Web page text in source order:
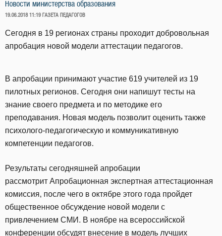
Новости министерства образования
ОПУБЛИКОВАНО
19.06.2018 11:19 ГАЗЕТА ПЕДАГОГОВ
Сегодня в 19 регионах страны проходит добровольная
апробация новой модели аттестации педагогов.
В апробации принимают участие 619 учителей из 19
пилотных регионов. Сегодня они напишут тесты на
знание своего предмета и по методике его
преподавания. Новая модель позволит оценить также
психолого-педагогическую и коммуникативную
компетенции педагогов.
Результаты сегодняшней апробации
рассмотрит Апробационная экспертная аттестационная
комиссия, после чего в октябре этого года пройдет
общественное обсуждение новой модели с
привлечением СМИ. В ноябре на всероссийской
конференции обсудят внесение в модель лучших